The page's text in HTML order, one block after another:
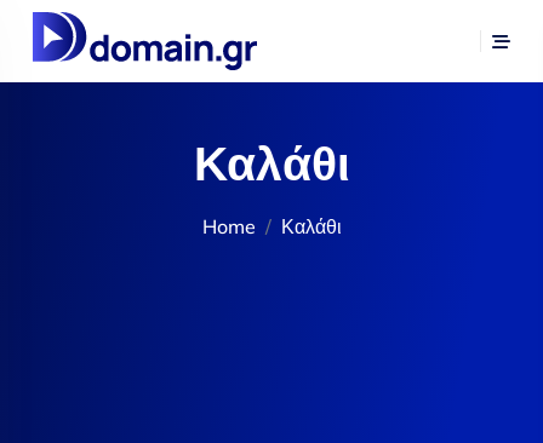
Καλάθι
Home Καλάθι